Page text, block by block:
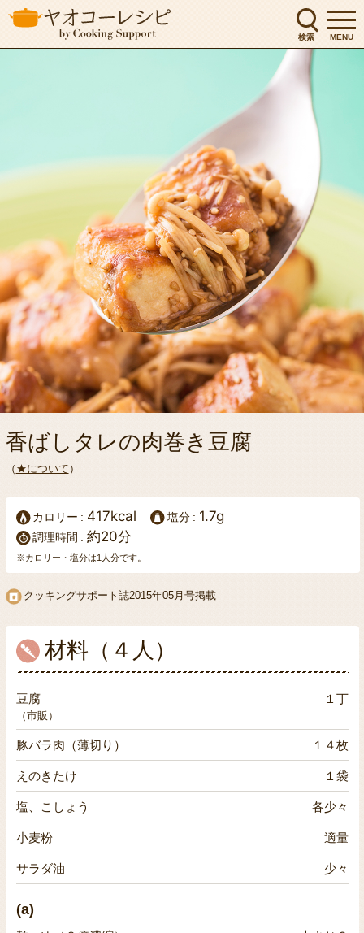
検索 MENU
香ばしタレの肉巻き豆腐
（ ★について ）
カロリー 417kcal 塩分 1.7g
調理時間 約20分
※カロリー・塩分は1人分です。
クッキングサポート誌2015年05月号掲載
材料（４人）
豆腐 １丁
（市販）
豚バラ肉（薄切り） １４枚
えのきたけ １袋
塩、こしょう 各少々
小麦粉 適量
サラダ油 少々
(a)